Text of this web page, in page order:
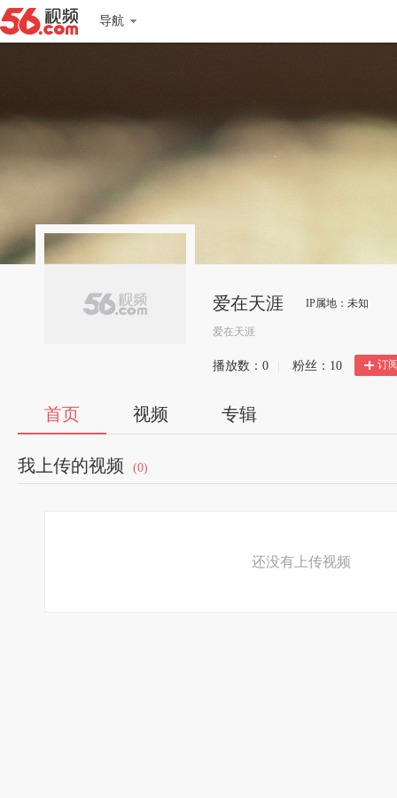
导航
爱在天涯 IP属地：未知
爱在天涯
播放数： 0 粉丝： 10 订
首页 视频 专辑
我上传的视频 (0)
还没有上传视频